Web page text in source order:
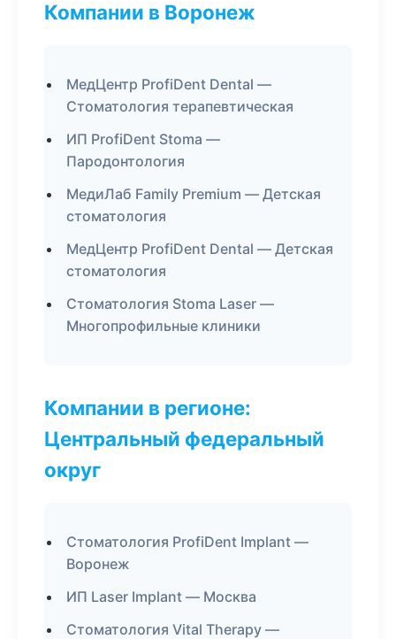
Компании в Воронеж
МедЦентр ProfiDent Dental —
Стоматология терапевтическая
ИП ProfiDent Stoma —
Пародонтология
МедиЛаб Family Premium — Детская
стоматология
МедЦентр ProfiDent Dental — Детская
стоматология
Стоматология Stoma Laser —
Многопрофильные клиники
Компании в регионе:
Центральный федеральный
округ
Стоматология ProfiDent Implant —
Воронеж
ИП Laser Implant — Москва
Стоматология Vital Therapy —